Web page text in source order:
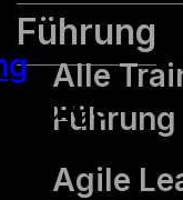
Führung
Alle
Führung
Agile